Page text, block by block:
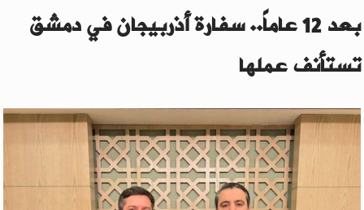
بعد 12 عاماً.. سفارة أذربيجان في دمشق
تستأنف عملها